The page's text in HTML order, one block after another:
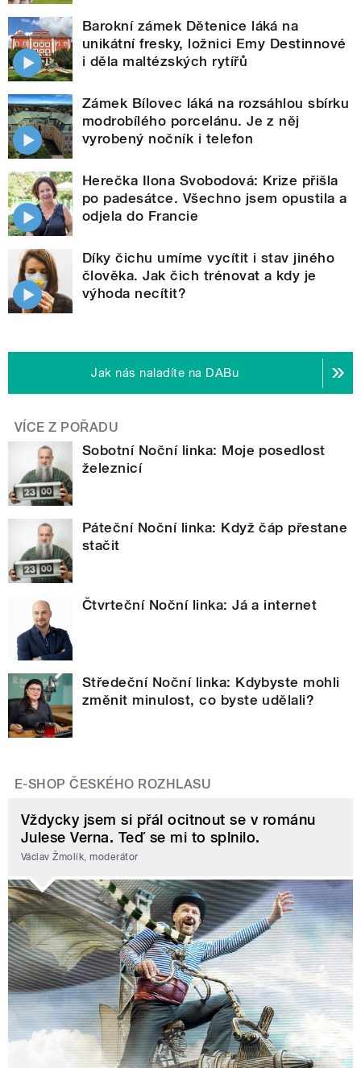
Barokní zámek Dětenice láká na
unikátní fresky, ložnici Emy Destinnové
i děla maltézských rytířů
Zámek Bílovec láká na rozsáhlou sbírku
modrobílého porcelánu. Je z něj
vyrobený nočník i telefon
Herečka Ilona Svobodová: Krize přišla
po padesátce. Všechno jsem opustila a
odjela do Francie
Díky čichu umíme vycítit i stav jiného
člověka. Jak čich trénovat a kdy je
výhoda necítit?
Jak nás naladíte na DABu
VÍCE Z POŘADU
Sobotní Noční linka: Moje posedlost
železnicí
Páteční Noční linka: Když čáp přestane
stačit
Čtvrteční Noční linka: Já a internet
Středeční Noční linka: Kdybyste mohli
změnit minulost, co byste udělali?
E-SHOP ČESKÉHO ROZHLASU
Vždycky jsem si přál ocitnout se v románu
Julese Verna. Teď se mi to splnilo.
Václav Žmolík, moderátor